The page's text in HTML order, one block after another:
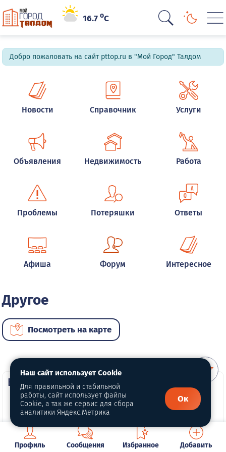
16.7oC
Добро пожаловать на сайт pttop.ru в "Мой Город" Талдом
Новости Справочник Услуги
Объявления Недвижимость Работа
Проблемы Потеряшки Ответы
Афиша Форум Интересное
Другое
Посмотреть на карте
ВИП услуги
Профиль Сообщения Избранное Добавить
Наш сайт использует Cookie
Для правильной и стабильной
работы, сайт использует файлы
Cookie, а так же сервис для сбора
аналитики Яндекс.Метрика
Ок